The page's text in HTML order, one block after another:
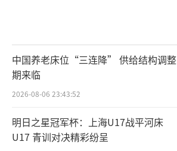
中国养老床位“三连降” 供给结构调整
期来临
2026-08-06 23:43:52
明日之星冠军杯：上海U17战平河床
U17 青训对决精彩纷呈